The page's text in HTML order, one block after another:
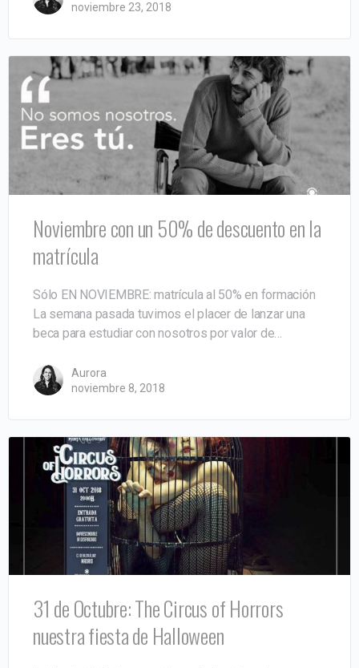
noviembre 23, 2018
Noviembre con un 50% de descuento en la
matrícula
Sólo EN NOVIEMBRE: matrícula al 50% en formación
La semana pasada tuvimos el placer de lanzar una
beca para estudiar con nosotros por valor de…
Aurora
noviembre 8, 2018
31 de Octubre: The Circus of Horrors
nuestra fiesta de Halloween